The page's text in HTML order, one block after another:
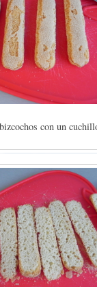
con un